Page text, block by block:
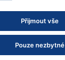
Praha &eSports.cz
Přijmout vše
Pouze nezbytné